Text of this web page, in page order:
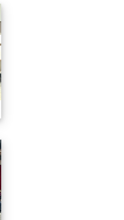
2026/01/07會考誓師活
2026/01/07會考誓師活